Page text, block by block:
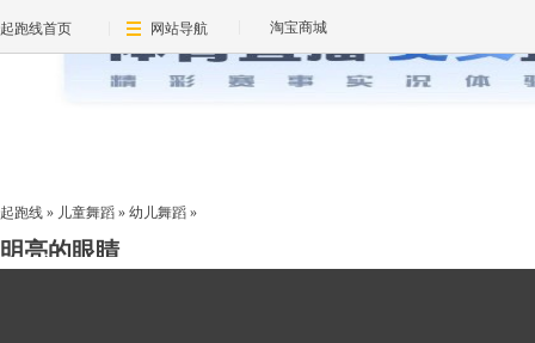
起跑线首页 网站导航 淘宝商城
起跑线 » 儿童舞蹈 » 幼儿舞蹈 »
明亮的眼睛